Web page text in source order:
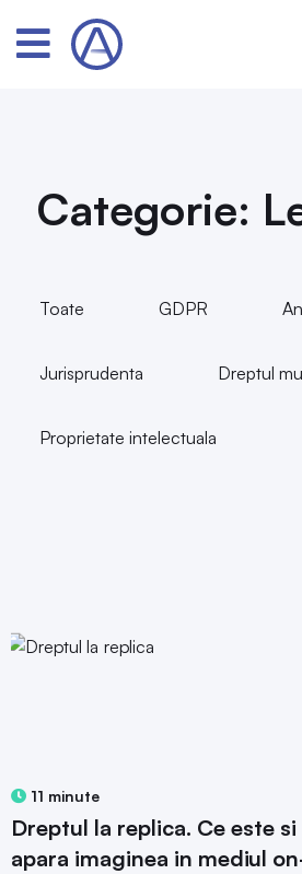
Categorie:
Toate GDPR
Jurisprudenta Dreptul
Proprietate intelectuala
11 minute
Dreptul la replica. Ce este
apara imaginea in mediul